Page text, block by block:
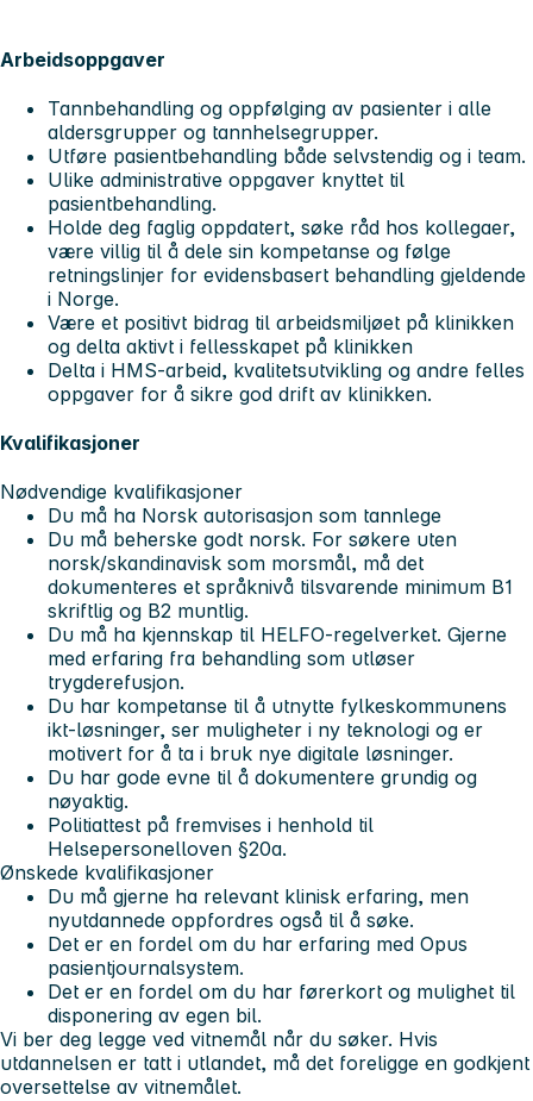
Arbeidsoppgaver
Tannbehandling og oppfølging av pasienter i alle
aldersgrupper og tannhelsegrupper.
Utføre pasientbehandling både selvstendig og i team.
Ulike administrative oppgaver knyttet til
pasientbehandling.
Holde deg faglig oppdatert, søke råd hos kollegaer,
være villig til å dele sin kompetanse og følge
retningslinjer for evidensbasert behandling gjeldende
i Norge.
Være et positivt bidrag til arbeidsmiljøet på klinikken
og delta aktivt i fellesskapet på klinikken
Delta i HMS-arbeid, kvalitetsutvikling og andre felles
oppgaver for å sikre god drift av klinikken.
Kvalifikasjoner
Nødvendige kvalifikasjoner
Du må ha Norsk autorisasjon som tannlege
Du må beherske godt norsk. For søkere uten
norsk/skandinavisk som morsmål, må det
dokumenteres et språknivå tilsvarende minimum B1
skriftlig og B2 muntlig.
Du må ha kjennskap til HELFO-regelverket. Gjerne
med erfaring fra behandling som utløser
trygderefusjon.
Du har kompetanse til å utnytte fylkeskommunens
ikt-løsninger, ser muligheter i ny teknologi og er
motivert for å ta i bruk nye digitale løsninger.
Du har gode evne til å dokumentere grundig og
nøyaktig.
Politiattest på fremvises i henhold til
Helsepersonelloven §20a.
Ønskede kvalifikasjoner
Du må gjerne ha relevant klinisk erfaring, men
nyutdannede oppfordres også til å søke.
Det er en fordel om du har erfaring med Opus
pasientjournalsystem.
Det er en fordel om du har førerkort og mulighet til
disponering av egen bil.
Vi ber deg legge ved vitnemål når du søker. Hvis
utdannelsen er tatt i utlandet, må det foreligge en godkjent
oversettelse av vitnemålet.